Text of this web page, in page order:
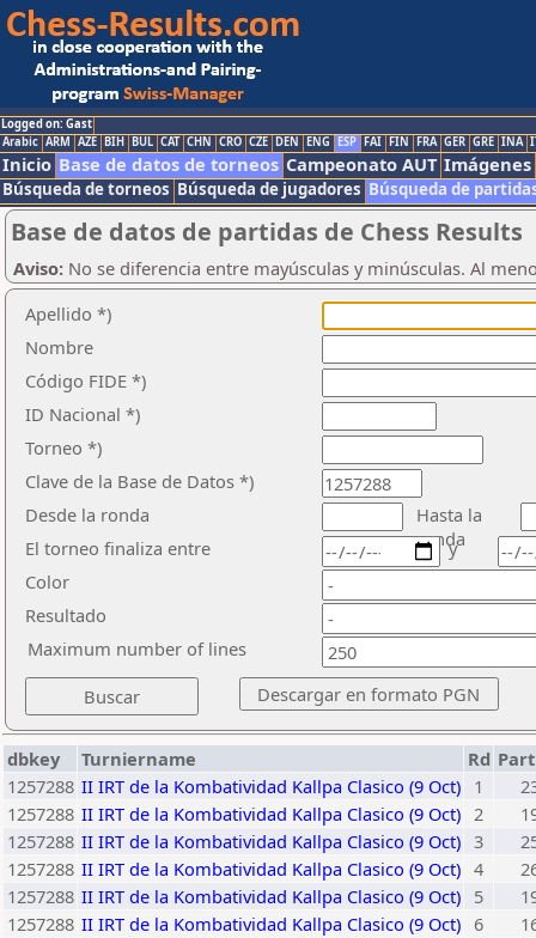
Logged on: Gast
Arabic ARM AZE BIH BUL CAT CHN CRO CZE DEN ENG ESP FAI FIN FRA GER GRE INA
Inicio Base de datos de torneos Campeonato AUT Imágenes
Búsqueda de torneos Búsqueda de jugadores Búsqueda de
Base de datos de partidas de Chess Results
Aviso: No se diferencia entre mayúsculas y minúsculas. Al
Apellido *)
Nombre
Código FIDE *)
ID Nacional *)
Torneo *)
Clave de la Base de Datos *)
Desde la ronda
Hasta la
ronda
El torneo finaliza entre
Color
Resultado
y
Maximum number of lines
dbkey Turniername Rd
1257288 II IRT de la Kombatividad Kallpa Clasico (9 Oct) 1
1257288 II IRT de la Kombatividad Kallpa Clasico (9 Oct) 2
1257288 II IRT de la Kombatividad Kallpa Clasico (9 Oct) 3
1257288 II IRT de la Kombatividad Kallpa Clasico (9 Oct) 4
1257288 II IRT de la Kombatividad Kallpa Clasico (9 Oct) 5
1257288 II IRT de la Kombatividad Kallpa Clasico (9 Oct) 6